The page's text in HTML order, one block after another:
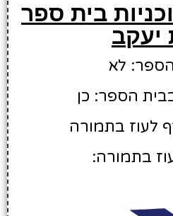
בית ספר
יעקב
לא
הספר: כן
לעוז בתמורה
בתמורה: